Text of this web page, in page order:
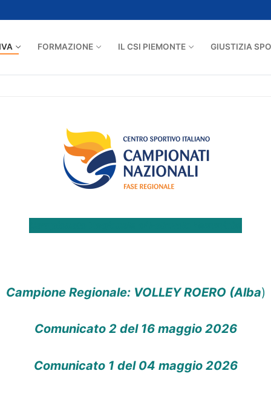
FORMAZIONE IL CSI PIEMONTE GIUSTIZIA
Campione Regionale: VOLLEY ROERO (Alba)
Comunicato 2 del 16 maggio 2026
Comunicato 1 del 04 maggio 2026